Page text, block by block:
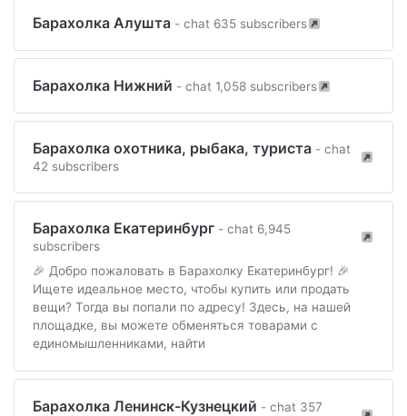
Барахолка Алушта - chat 635 subscribers
Барахолка Нижний - chat 1,058 subscribers
Барахолка охотника, рыбака, туриста - chat
42 subscribers
Барахолка Екатеринбург - chat 6,945
subscribers
🎉 Добро пожаловать в Барахолку Екатеринбург! 🎉
Ищете идеальное место, чтобы купить или продать
вещи? Тогда вы попали по адресу! Здесь, на нашей
площадке, вы можете обменяться товарами с
единомышленниками, найти
Барахолка Ленинск-Кузнецкий - chat 357